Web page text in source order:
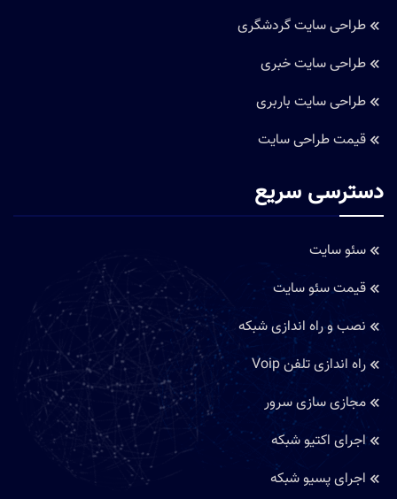
طراحی سایت گردشگری
طراحی سایت خبری
طراحی سایت باربری
قیمت طراحی سایت
دسترسی سریع
سئو سایت
قیمت سئو سایت
نصب و راه اندازی شبکه
راه اندازی تلفن Voip
مجازی سازی سرور
اجرای اکتیو شبکه
اجرای پسیو شبکه